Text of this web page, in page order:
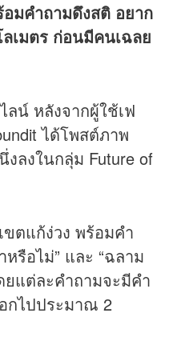
มคำถามดึงสติ อยาก
เมตร ก่อนมีคนเฉลย
ลน์ หลังจากผู้ใช้เฟ
ได้โพสต์ภาพ
ลงในกลุ่ม Future of
ขตแก้ง่วง พร้อมคำ
รือไม่” และ “ฉลาม
ยแต่ละคำถามจะมีคำ
กไปประมาณ 2